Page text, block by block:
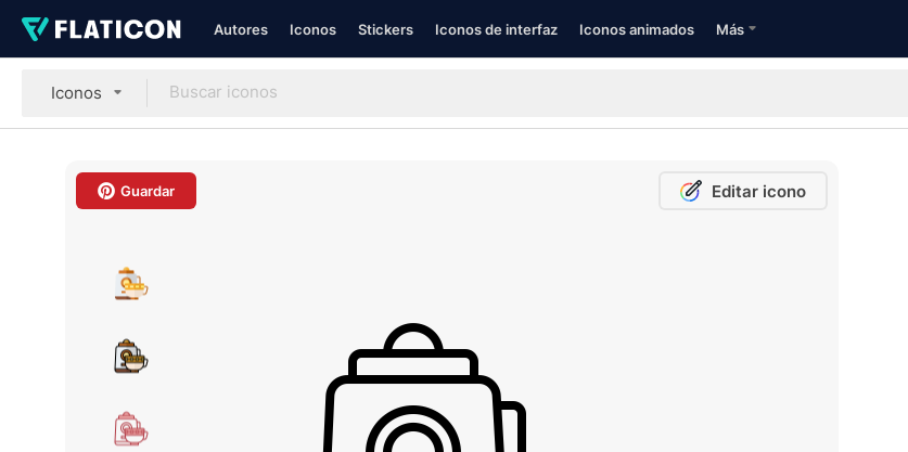
Autores Iconos Stickers Iconos de interfaz Iconos animados Más
Iconos
Guardar Editar icono